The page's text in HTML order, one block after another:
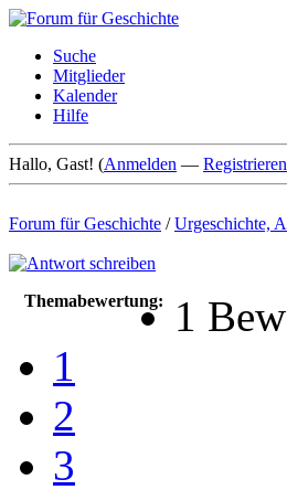
Suche
Mitglieder
Kalender
Hilfe
Hallo, Gast! (Anmelden — Registrieren
Forum für Geschichte /Urgeschichte,
Themabewertung:
1
1
2
3